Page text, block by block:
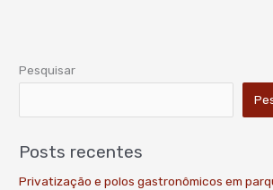
Pesquisar
Posts recentes
Privatização e polos gastronômicos em